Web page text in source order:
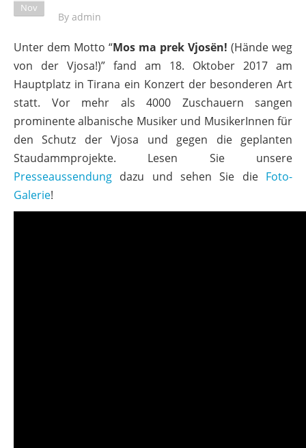
Nov
By admin
Unter dem Motto “Mos ma prek Vjosën! (Hände weg
von der Vjosa!)” fand am 18. Oktober 2017 am
Hauptplatz in Tirana ein Konzert der besonderen Art
statt. Vor mehr als 4000 Zuschauern sangen
prominente albanische Musiker und MusikerInnen für
den Schutz der Vjosa und gegen die geplanten
Staudammprojekte. Lesen Sie unsere
Presseaussendung dazu und sehen Sie die Foto-
Galerie!